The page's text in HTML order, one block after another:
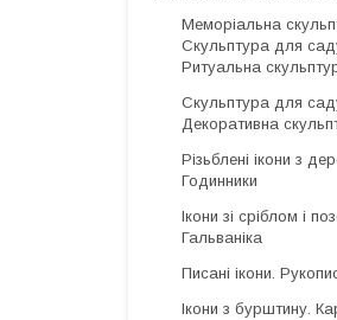
Меморіальна
Скульптура для
Ритуальна
Скульптура для
Декоративна
Різьблені ікони з
Годинники
Ікони зі сріблом і
Гальваніка
Писані ікони.
Ікони з бурштину.